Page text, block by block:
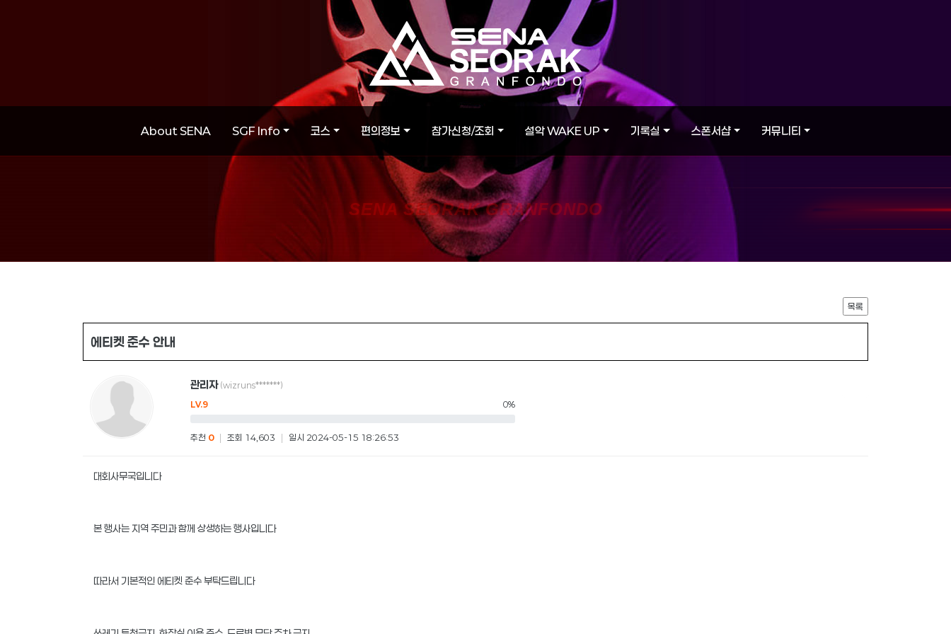
About SENA SGF Info 코스 편의정보 참가신청/조회 설악 WAKE UP 기록실 스폰서샵 커뮤니티
SENA SEORAK GRANFONDO
목록
에티켓 준수 안내
관리자 (wizruns*******)
LV.9 0%
추천 0 조회 14,603 일시 2024-05-15 18:26:53
대회사무국입니다
본 행사는 지역 주민과 함께 상생하는 행사입니다
따라서 기본적인 에티켓 준수 부탁드립니다